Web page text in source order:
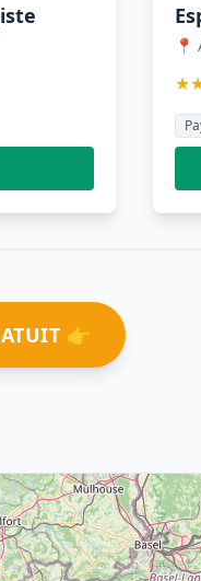
📍
👉